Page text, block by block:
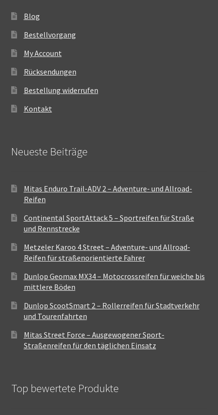
Blog
Bestellvorgang
My Account
Rücksendungen
Bestellung widerrufen
Kontakt
Neueste Beiträge
Mitas Enduro Trail-ADV 2 – Adventure- und Allroad-
Reifen
Continental SportAttack 5 – Sportreifen für Straße
und Rennstrecke
Metzeler Karoo 4 Street – Adventure- und Allroad-
Reifen für straßenorientierte Fahrer
Dunlop Geomax MX34 – Motocrossreifen für weiche bis
mittlere Böden
Dunlop ScootSmart 2 – Rollerreifen für Stadtverkehr
und Tourenfahrten
Mitas Street Force – Ausgewogener Sport-
Straßenreifen für den täglichen Einsatz
Top bewertete Produkte